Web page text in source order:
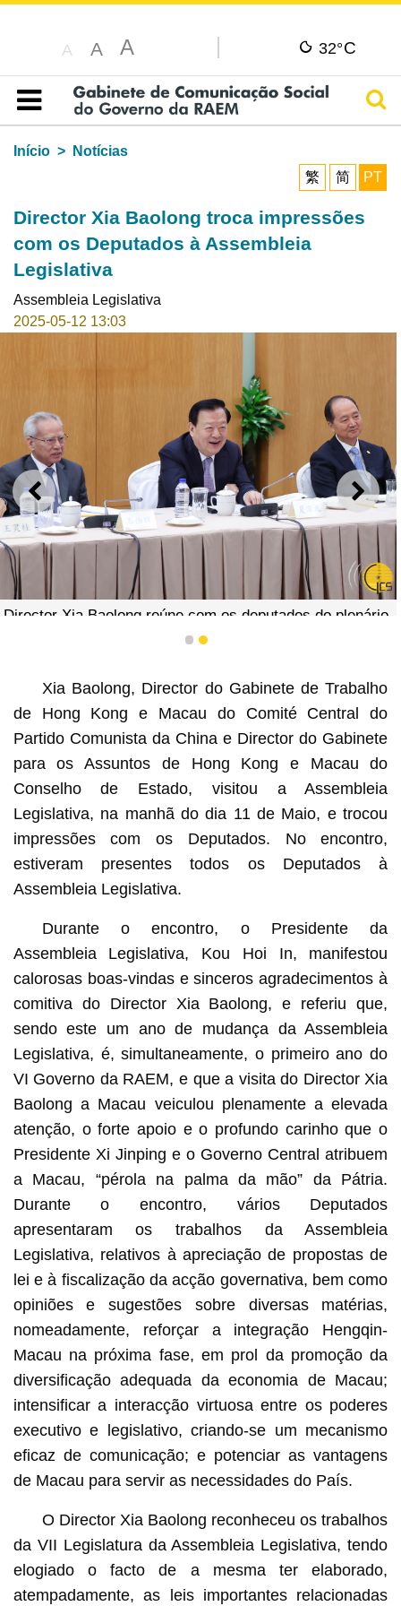
A A A 32°C
Índice
Início
Notícias
繁
简 PT
Director Xia Baolong troca impressões
com os Deputados à Assembleia
Legislativa
Assembleia Legislativa
2025-05-12 13:03
ANTERIOR
Director Xia Baolong reúne com os deputados do plenário
da Assembleia Legislativa para troca de ideias.
1 2
Xia Baolong, Director do Gabinete de Trabalho
de Hong Kong e Macau do Comité Central do
Partido Comunista da China e Director do Gabinete
para os Assuntos de Hong Kong e Macau do
Conselho de Estado, visitou a Assembleia
Legislativa, na manhã do dia 11 de Maio, e trocou
impressões com os Deputados. No encontro,
estiveram presentes todos os Deputados à
Assembleia Legislativa.
Durante o encontro, o Presidente da
Assembleia Legislativa, Kou Hoi In, manifestou
calorosas boas-vindas e sinceros agradecimentos à
comitiva do Director Xia Baolong, e referiu que,
sendo este um ano de mudança da Assembleia
Legislativa, é, simultaneamente, o primeiro ano do
VI Governo da RAEM, e que a visita do Director Xia
Baolong a Macau veiculou plenamente a elevada
atenção, o forte apoio e o profundo carinho que o
Presidente Xi Jinping e o Governo Central atribuem
a Macau, “pérola na palma da mão” da Pátria.
Durante o encontro, vários Deputados
apresentaram os trabalhos da Assembleia
Legislativa, relativos à apreciação de propostas de
lei e à fiscalização da acção governativa, bem como
opiniões e sugestões sobre diversas matérias,
nomeadamente, reforçar a integração Hengqin-
Macau na próxima fase, em prol da promoção da
diversificação adequada da economia de Macau;
intensificar a interacção virtuosa entre os poderes
executivo e legislativo, criando-se um mecanismo
eficaz de comunicação; e potenciar as vantagens
de Macau para servir as necessidades do País.
O Director Xia Baolong reconheceu os trabalhos
da VII Legislatura da Assembleia Legislativa, tendo
elogiado o facto de a mesma ter elaborado,
atempadamente, as leis importantes relacionadas